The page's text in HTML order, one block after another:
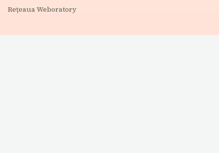
Rețeaua Weboratory